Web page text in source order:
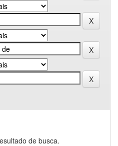
de busca.